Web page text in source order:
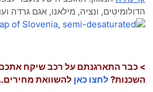
הדולומיטים, ונציה, מילאנו, אגם גרדה
> כבר התארגנתם על רכב שיקח אתכם
השכנות? לחצו כאן להשוואת